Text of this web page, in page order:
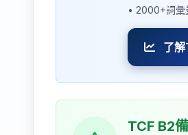
• 2000+詞彙
了
TCF B2